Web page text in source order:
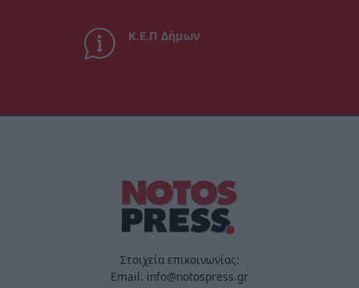
Κ.Ε.Π Δήμων
Στοιχεία επικοινωνίας:
Email. info@notospress.gr